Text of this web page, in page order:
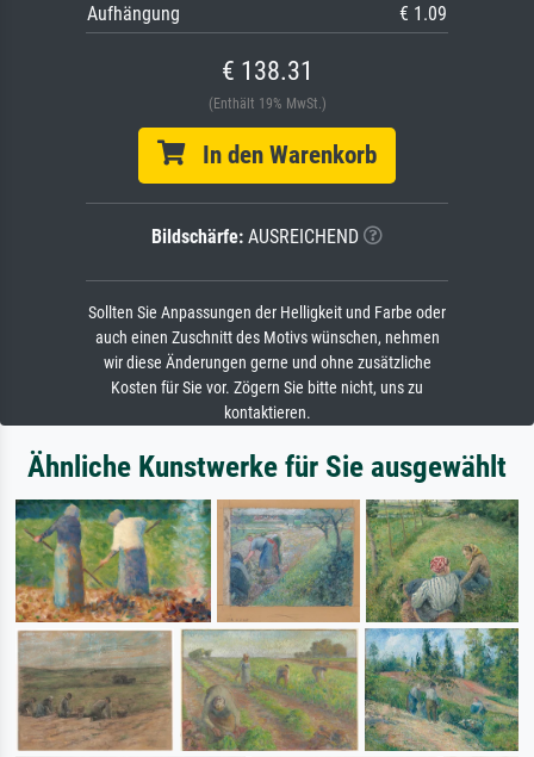
Aufhängung
€ 1.09
€ 138.31
(Enthält 19% MwSt.)
In den Warenkorb
Bildschärfe: AUSREICHEND
Sollten Sie Anpassungen der Helligkeit und Farbe oder
auch einen Zuschnitt des Motivs wünschen, nehmen
wir diese Änderungen gerne und ohne zusätzliche
Kosten für Sie vor. Zögern Sie bitte nicht, uns zu
kontaktieren.
Ähnliche Kunstwerke für Sie ausgewählt